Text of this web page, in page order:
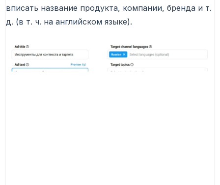
вписать название продукта, компании, бренда и т.
д. (в т. ч. на английском языке).